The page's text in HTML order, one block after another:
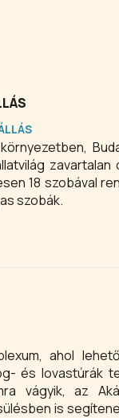
18 szobával
szobák.
ahol
és lovastúrák
vágyik, az
is